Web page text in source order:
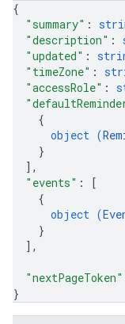
{
"summary" :
"description" :
"updated" :
"timeZone" :
"accessRole" :
{
object (
}
] ,
"events" :
[
{
object (
}
] ,
"nextPageToken"
}